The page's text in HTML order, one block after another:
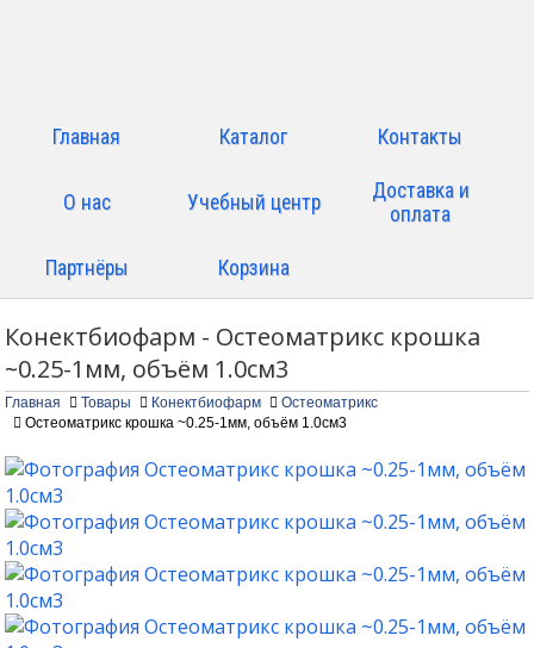
Главная Каталог Контакты
О нас Учебный центр
Доставка и
оплата
Партнёры Корзина
Конектбиофарм - Остеоматрикс крошка
~0.25-1мм, объём 1.0см3
Главная Товары Конектбиофарм
Остеоматрикс
Остеоматрикс крошка ~0.25-1мм, объём 1.0см3